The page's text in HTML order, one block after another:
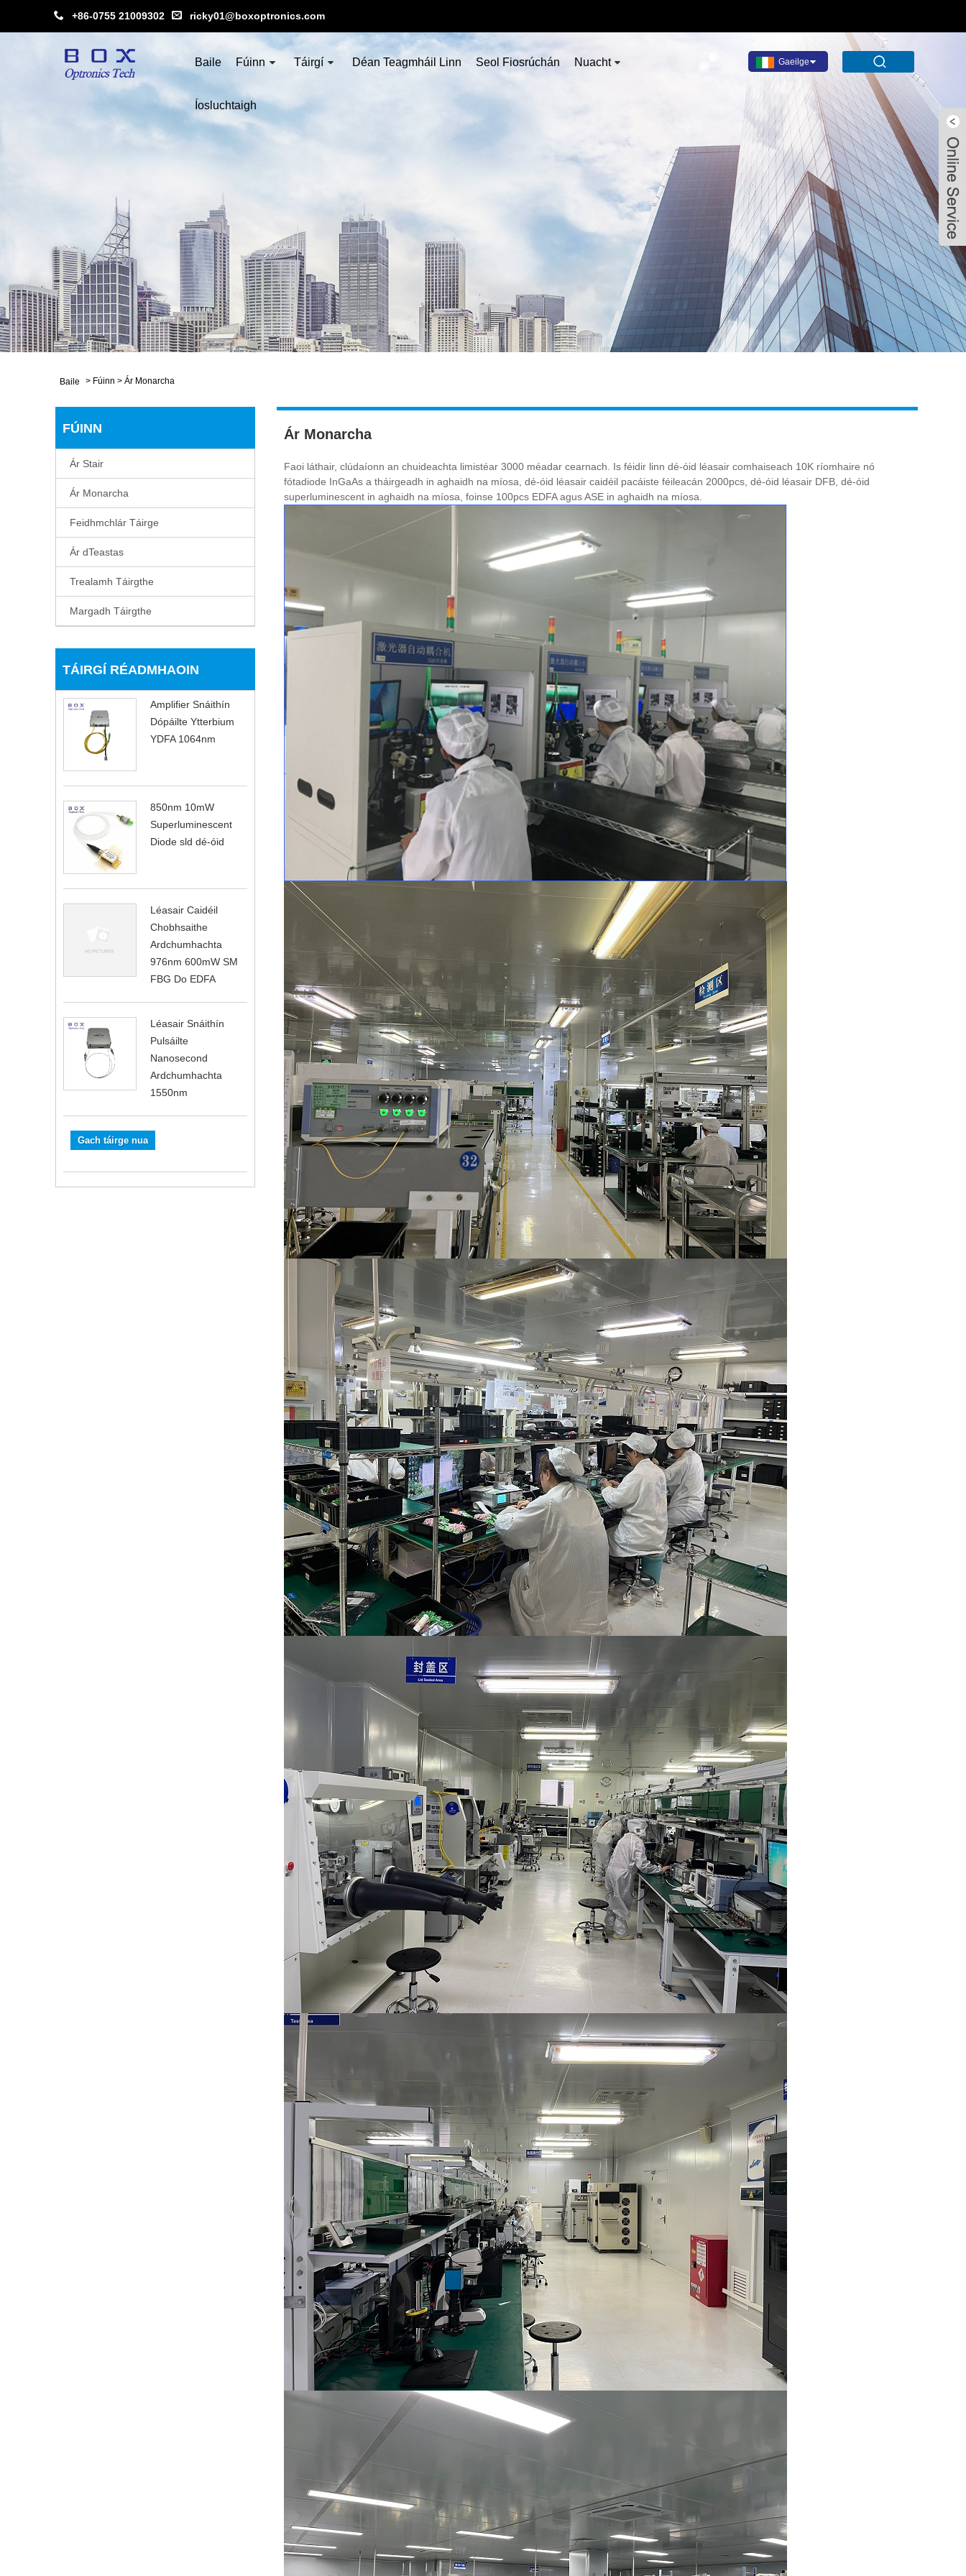
+86-0755 21009302 ricky01@boxoptronics.com
Gaeilge
Baile Fúinn Táirgí Déan Teagmháil Linn Seol Fiosrúchán Nuacht
Íosluchtaigh
Baile > Fúinn > Ár Monarcha
FÚINN
Ár Stair
Ár Monarcha
Feidhmchlár Táirge
Ár dTeastas
Trealamh Táirgthe
Margadh Táirgthe
TÁIRGÍ RÉADMHAOIN
Amplifier Snáithín
Dópáilte Ytterbium
YDFA 1064nm
850nm 10mW
Superluminescent
Diode sld dé-óid
Léasair Caidéil
Chobhsaithe
Ardchumhachta
976nm 600mW SM
FBG Do EDFA
Léasair Snáithín
Pulsáilte
Nanosecond
Ardchumhachta
1550nm
Gach táirge nua
Ár Monarcha
Faoi láthair, clúdaíonn an chuideachta limistéar 3000 méadar cearnach. Is féidir linn dé-óid léasair comhaiseach 10K ríomhaire nó
fótadiode InGaAs a tháirgeadh in aghaidh na míosa, dé-óid léasair caidéil pacáiste féileacán 2000pcs, dé-óid léasair DFB, dé-óid
superluminescent in aghaidh na míosa, foinse 100pcs EDFA agus ASE in aghaidh na míosa.